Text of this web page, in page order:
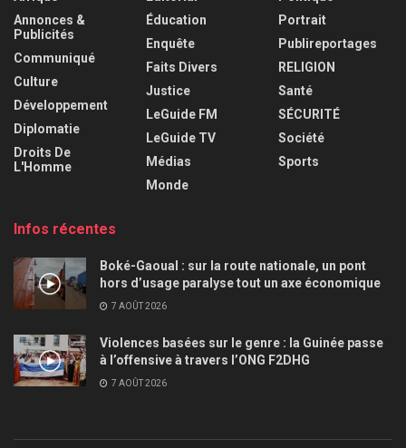
Annonces &
Publicités
Communiqué
Culture
Développement
Diplomatie
Droits De
L'Homme
Éducation
Enquête
Faits Divers
Justice
LeGuide FM
LeGuide TV
Médias
Monde
Portrait
Publireportages
RELIGION
Santé
SÉCURITÉ
Société
Sports
Infos récentes
Boké-Gaoual : sur la route nationale, un pont
hors d’usage paralyse tout un axe économique
7 AOÛT 2026
Violences basées sur le genre : la Guinée passe
à l’offensive à travers l’ONG F2DHG
7 AOÛT 2026